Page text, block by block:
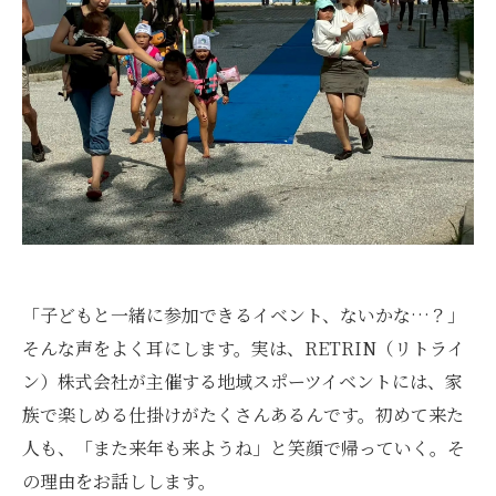
「子どもと一緒に参加できるイベント、ないかな…？」
そんな声をよく耳にします。実は、RETRIN（リトライ
ン）株式会社が主催する地域スポーツイベントには、家
族で楽しめる仕掛けがたくさんあるんです。初めて来た
人も、「また来年も来ようね」と笑顔で帰っていく。そ
の理由をお話しします。